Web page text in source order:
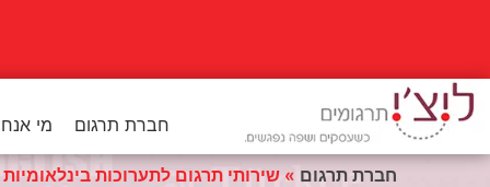
חברת תרגום מי
חברת תרגום » שירותי תרגום לתערוכות